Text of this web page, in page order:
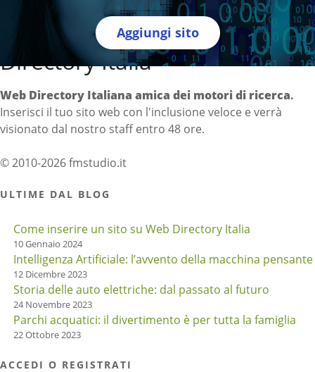
Aggiungi sito
Directory Italia
Web Directory Italiana amica dei motori di ricerca.
Inserisci il tuo sito web con l'inclusione veloce e verrà
visionato dal nostro staff entro 48 ore.
© 2010-2026 fmstudio.it
ULTIME DAL BLOG
Come inserire un sito su Web Directory Italia
10 Gennaio 2024
Intelligenza Artificiale: l’avvento della macchina pensante
12 Dicembre 2023
Storia delle auto elettriche: dal passato al futuro
24 Novembre 2023
Parchi acquatici: il divertimento è per tutta la famiglia
22 Ottobre 2023
ACCEDI O REGISTRATI